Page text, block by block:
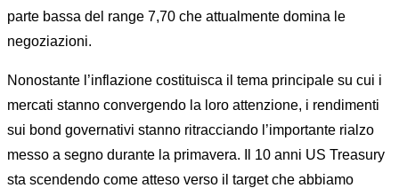
parte bassa del range 7,70 che attualmente domina le
negoziazioni.
Nonostante l’inflazione costituisca il tema principale su cui i
mercati stanno convergendo la loro attenzione, i rendimenti
sui bond governativi stanno ritracciando l’importante rialzo
messo a segno durante la primavera. Il 10 anni US Treasury
sta scendendo come atteso verso il target che abbiamo